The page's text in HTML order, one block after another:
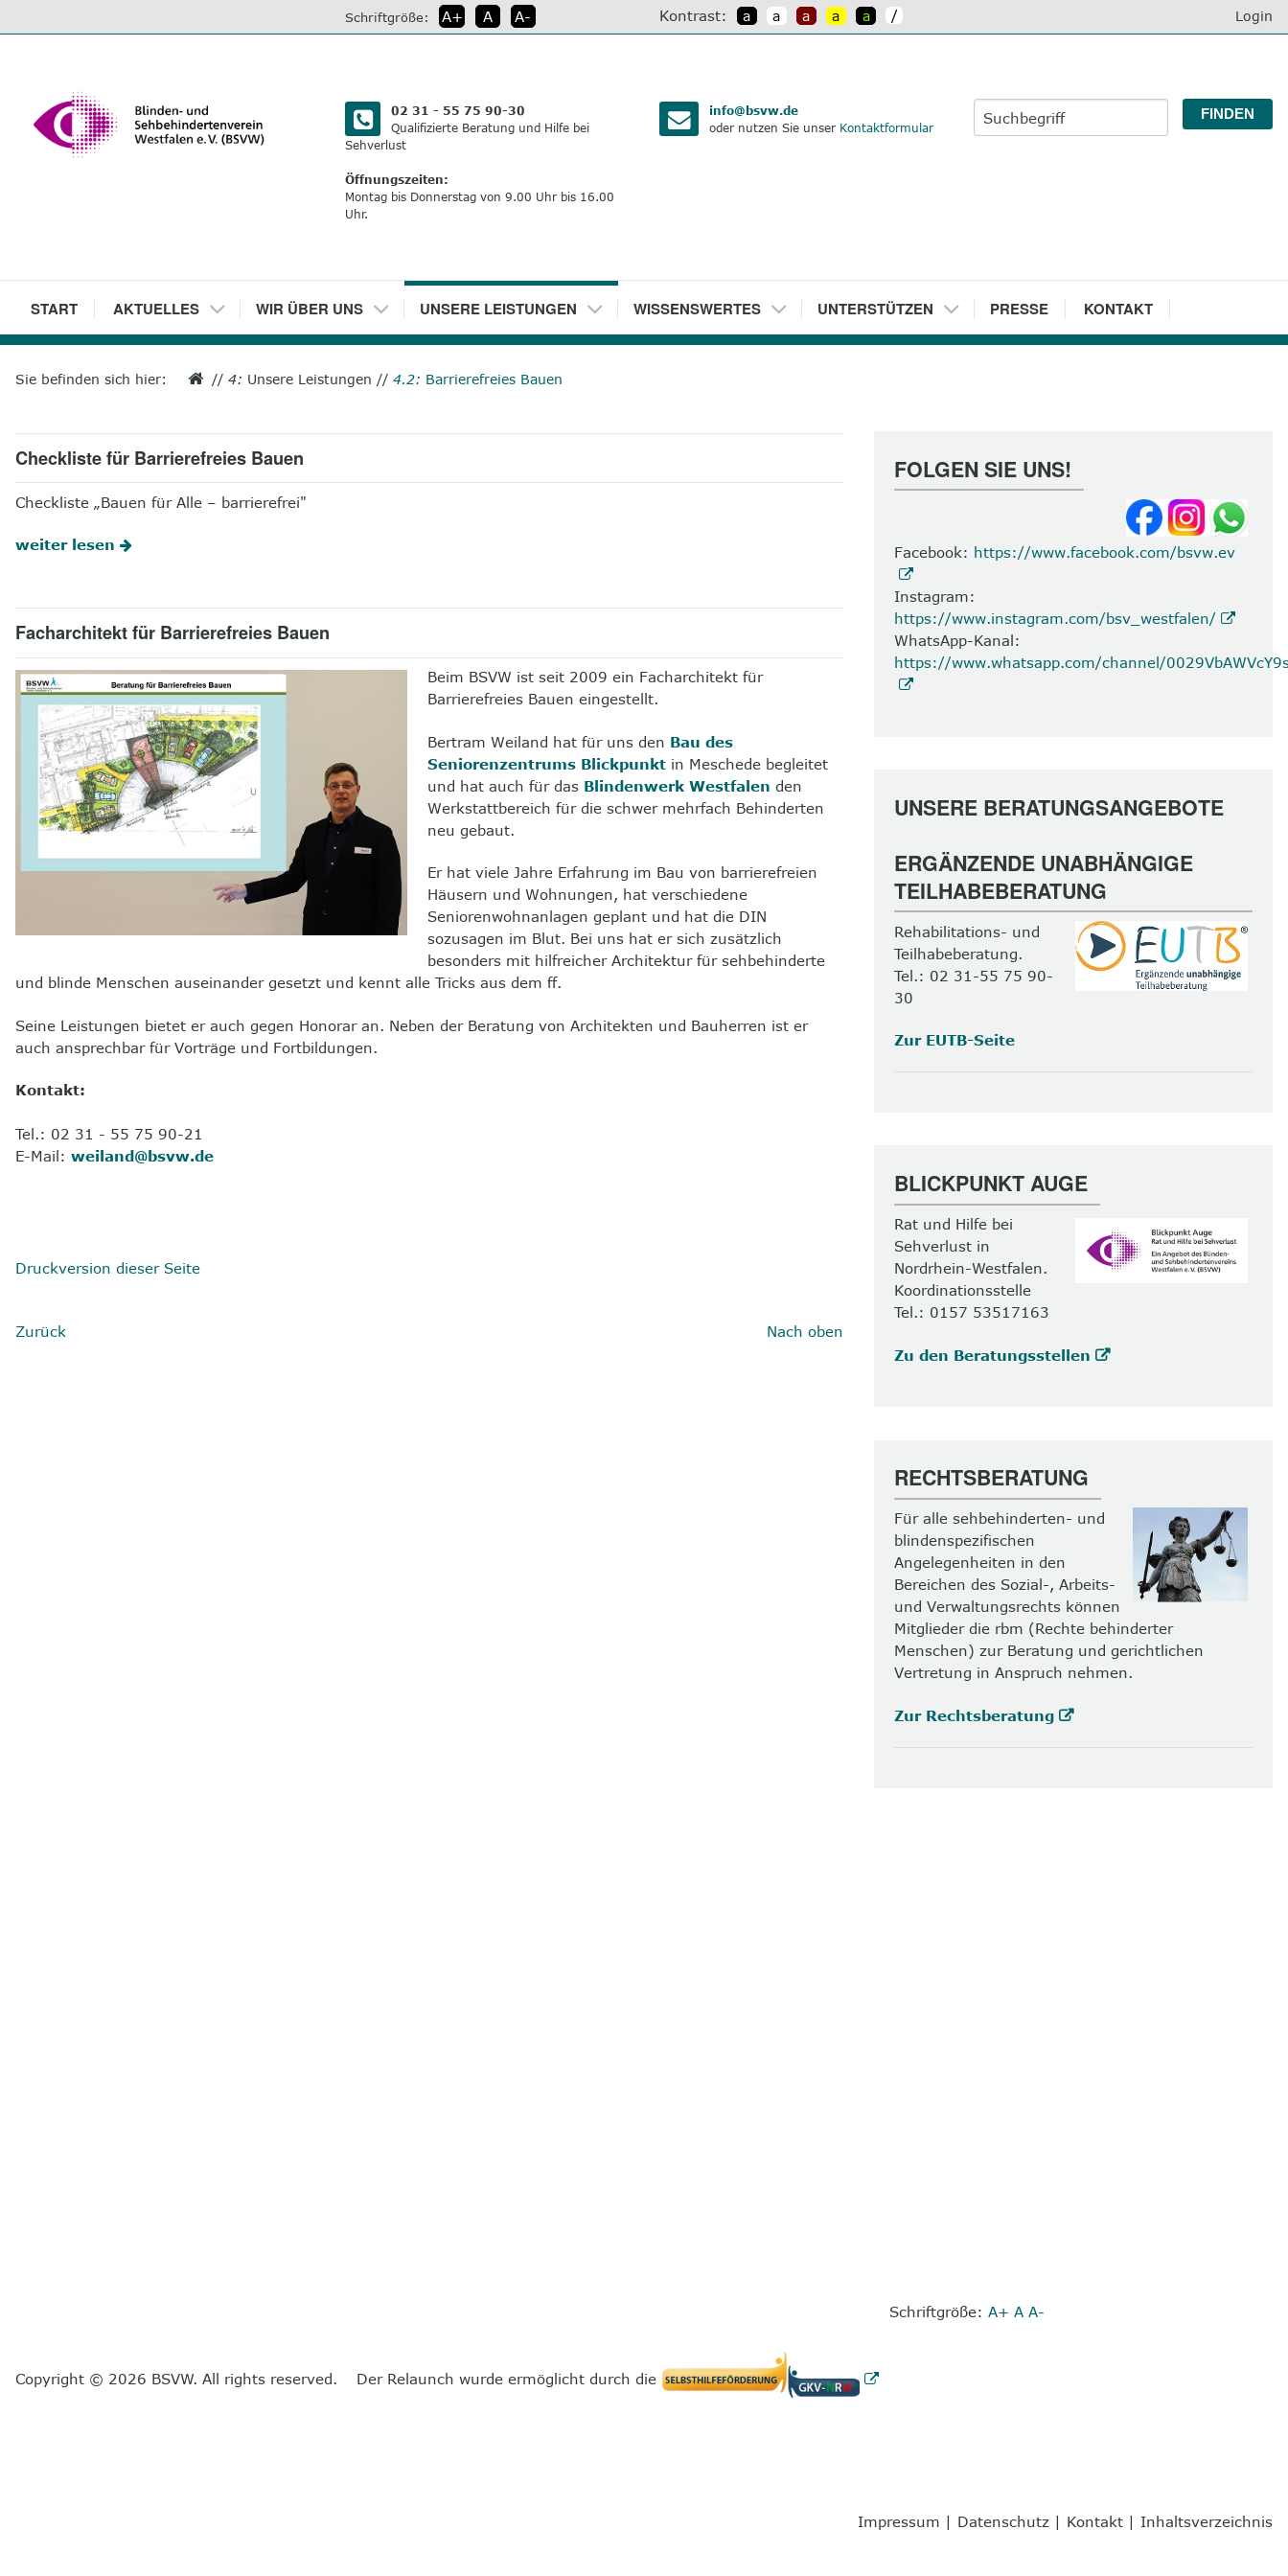
zum
Schriftgröße: A+ A A- Kontrast: a a a a a / Login
02 31 - 55 75 90-30
Qualifizierte Beratung und Hilfe bei
Sehverlust
Öffnungszeiten:
Montag bis Donnerstag von 9.00 Uhr bis 16.00
Uhr.
info@bsvw.de
oder nutzen Sie unser Kontaktformular
1
START 2
AKTUELLES 3
WIR ÜBER UNS 4
UNSERE LEISTUNGEN 5
WISSENSWERTES 6
UNTERSTÜTZEN 7
PRESSE 8
KONTAKT
Sie befinden sich hier: //4: Unsere Leistungen //4.2: Barrierefreies Bauen
Checkliste für Barrierefreies Bauen
Checkliste „Bauen für Alle – barrierefrei"
weiter lesen
Facharchitekt für Barrierefreies Bauen
Beim BSVW ist seit 2009 ein Facharchitekt für
Barrierefreies Bauen eingestellt.
Bertram Weiland hat für uns den Bau des
Seniorenzentrums Blickpunkt in Meschede begleitet
und hat auch für das Blindenwerk Westfalen den
Werkstattbereich für die schwer mehrfach Behinderten
neu gebaut.
Er hat viele Jahre Erfahrung im Bau von barrierefreien
Häusern und Wohnungen, hat verschiedene
Seniorenwohnanlagen geplant und hat die DIN
sozusagen im Blut. Bei uns hat er sich zusätzlich
besonders mit hilfreicher Architektur für sehbehinderte
und blinde Menschen auseinander gesetzt und kennt alle Tricks aus dem ff.
Seine Leistungen bietet er auch gegen Honorar an. Neben der Beratung von Architekten und Bauherren ist er
auch ansprechbar für Vorträge und Fortbildungen.
Kontakt:
Tel.: 02 31 - 55 75 90-21
E-Mail:weiland@bsvw.de
Druckversion dieser Seite
Zurück Nach oben
FOLGEN SIE UNS!
Facebook: https://www.facebook.com/bsvw.ev
Instagram:
https://www.instagram.com/bsv_westfalen/
WhatsApp-Kanal:
https://www.whatsapp.com/channel/
UNSERE BERATUNGSANGEBOTE
ERGÄNZENDE UNABHÄNGIGE
TEILHABEBERATUNG
Rehabilitations- und
Teilhabeberatung.
Tel.: 02 31-55 75 90-
30
Zur EUTB-Seite
BLICKPUNKT AUGE
Rat und Hilfe bei
Sehverlust in
Nordrhein-Westfalen.
Koordinationsstelle
Tel.: 0157 53517163
Zu den Beratungsstellen
RECHTSBERATUNG
Für alle sehbehinderten- und
blindenspezifischen
Angelegenheiten in den
Bereichen des Sozial-, Arbeits-
und Verwaltungsrechts können
Mitglieder die rbm (Rechte behinderter
Menschen) zur Beratung und gerichtlichen
Vertretung in Anspruch nehmen.
Zur Rechtsberatung
Copyright © 2026 BSVW. All rights reserved. Der Relaunch wurde ermöglicht durch die
Impressum Datenschutz Kontakt Inhaltsverzeichnis
Schriftgröße: A+ A A-